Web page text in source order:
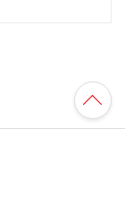
TO
P
へ